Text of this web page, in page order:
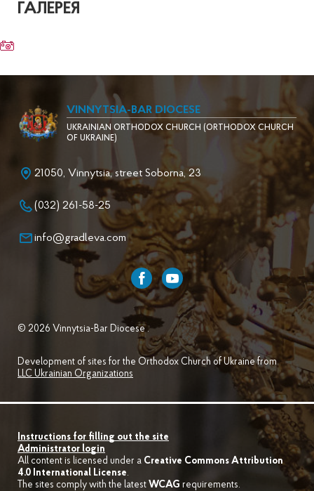
ГАЛЕРЕЯ
VINNYTSIA-BAR DIOCESE
UKRAINIAN ORTHODOX CHURCH (ORTHODOX CHURCH
OF UKRAINE)
21050, Vinnytsia, street Soborna, 23
(032) 261-58-25
info@gradleva.com
© 2026 Vinnytsia-Bar Diocese .
Development of sites for the Orthodox Church of Ukraine from
LLC Ukrainian Organizations
Instructions for filling out the site
Administrator login
All content is licensed under a Creative Commons Attribution
4.0 International License.
The sites comply with the latest WCAG requirements.